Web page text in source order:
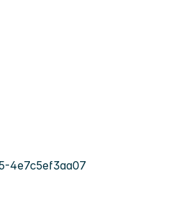
4e7c5ef3aa07